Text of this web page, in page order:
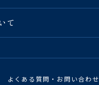
て
よくある質問・お問い合わせ